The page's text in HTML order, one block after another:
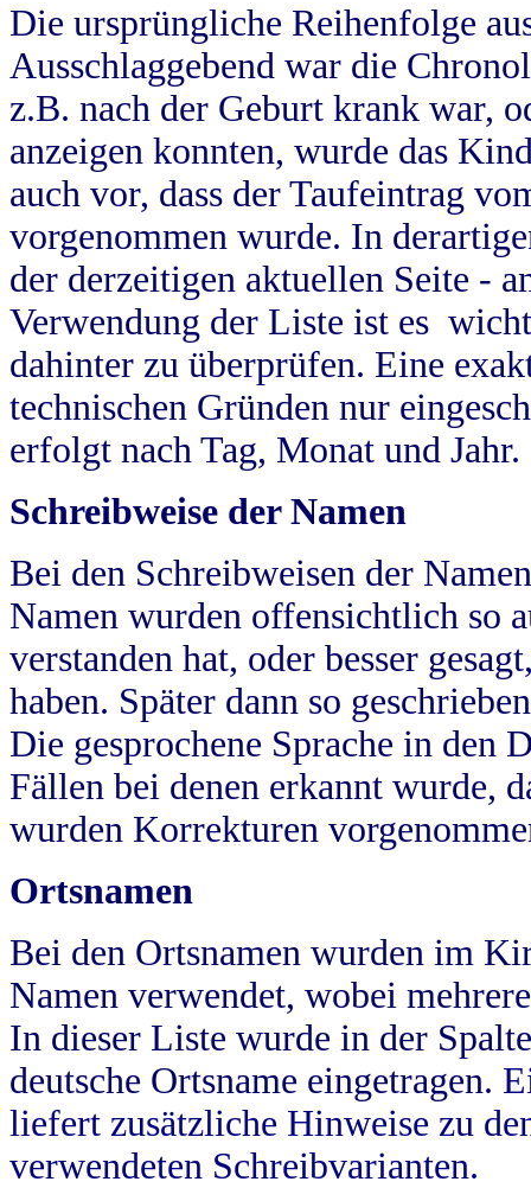
Die ursprüngliche Reihenfolge
Ausschlaggebend war die
z.B. nach der Geburt krank war,
anzeigen konnten, wurde das
auch vor, dass der Taufeintrag
vorgenommen wurde. In
der derzeitigen aktuellen Seite -
Verwendung der Liste ist es
dahinter zu überprüfen. Eine
technischen Gründen nur
erfolgt nach Tag, Monat und Jahr.
Schreibweise der Namen
Bei den Schreibweisen der
Namen wurden offensichtlich so
verstanden hat, oder besser
haben. Später dann so
Die gesprochene Sprache in
Fällen bei denen erkannt wurde,
wurden Korrekturen
Ortsnamen
Bei den Ortsnamen wurden im
Namen verwendet, wobei
In dieser Liste wurde in der
deutsche Ortsname eingetragen.
liefert zusätzliche Hinweise zu
verwendeten Schreibvarianten.